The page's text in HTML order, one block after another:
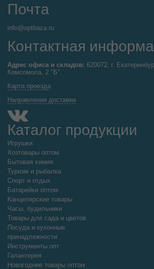
Почта
info@optbaza.ru
Контактная
Адрес офиса и складов: 620072, г.
Комсомола, 2 "Б".
Карта проезда
Направления доставки
Каталог продукции
Игрушки
Хозтовары оптом
Бытовая химия
Туризм и рыбалка
Спорт и отдых
Батарейки оптом
Канцелярские товары
Часы, будильники
Товары для сада и цветов
Посуда и кухонные
принадлежности
Инструменты опт
Галантерея
Новогодние товары оптом